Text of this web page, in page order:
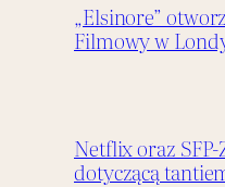
„Elsinore”
Filmowy w
Netflix oraz
dotyczącą